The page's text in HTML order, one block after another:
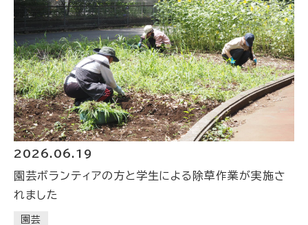
2026.06.19
園芸ボランティアの方と学生による除草作業が実施さ
れました
園芸